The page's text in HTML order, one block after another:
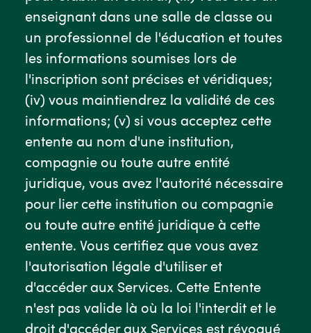
enseignant dans une salle de classe ou
un professionnel de l'éducation et toutes
les informations soumises lors de
l'inscription sont précises et véridiques;
(iv) vous maintiendrez la validité de ces
informations; (v) si vous acceptez cette
entente au nom d'une institution,
compagnie ou toute autre entité
juridique, vous avez l'autorité nécessaire
pour lier cette institution ou compagnie
ou toute autre entité juridique à cette
entente. Vous certifiez que vous avez
l'autorisation légale d'utiliser et
d'accéder aux Services. Cette Entente
n'est pas valide là où la loi l'interdit et le
droit d'accéder aux Services est révoqué